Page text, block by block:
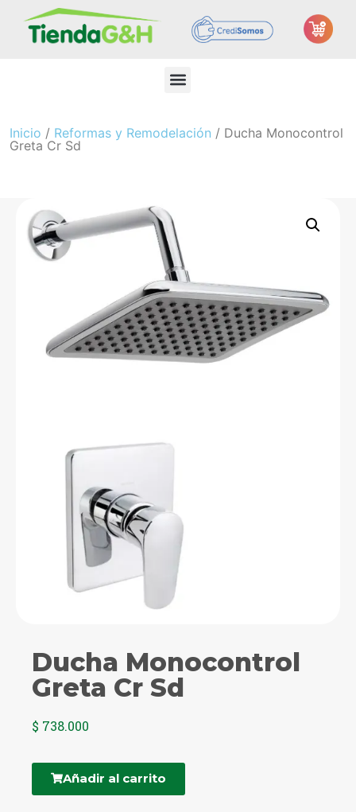
Inicio / Reformas y Remodelación / Ducha Monocontrol
Greta Cr Sd
Ducha Monocontrol
Greta Cr Sd
$ 738.000
Añadir al carrito